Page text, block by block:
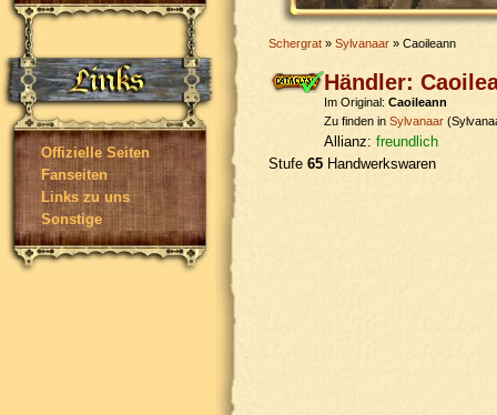
Offizielle Seiten
Fanseiten
Links zu uns
Sonstige
Schergrat » Sylvanaar » Caoileann
Händler:
Im Original: Caoileann
Zu finden in Sylvanaar
Allianz: freundlich
Stufe 65 Handwerkswaren